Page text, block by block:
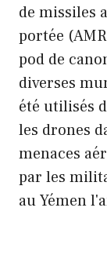
de missiles
portée
pod de
diverses
été utilisés
les drones
menaces
par les
au Yémen